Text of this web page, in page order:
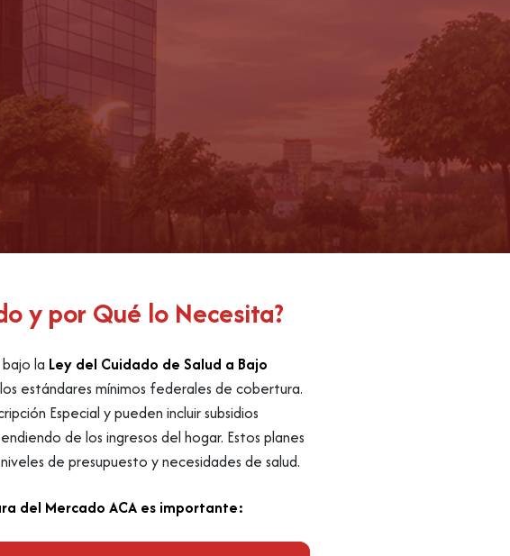
y por Qué lo Necesita?
la Ley del Cuidado de Salud a Bajo
estándares mínimos federales de cobertura.
Especial y pueden incluir subsidios
de los ingresos del hogar. Estos planes
de presupuesto y necesidades de salud.
del Mercado ACA es importante: